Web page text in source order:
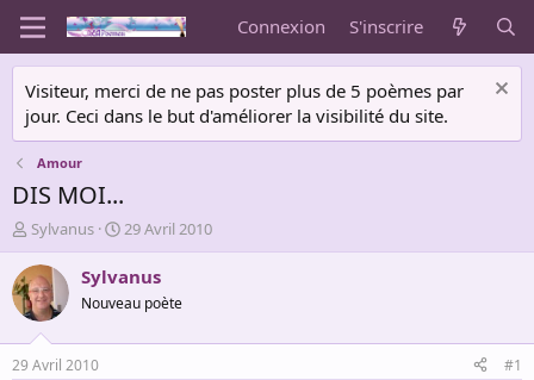
Connexion S'inscrire
Visiteur, merci de ne pas poster plus de 5 poèmes par
jour. Ceci dans le but d'améliorer la visibilité du site.
Amour
DIS MOI...
A
u
t
e
u
r
d
Sylvanus
D
a
t
d
29 Avril 2010
Sylvanus
Nouveau poète
29 Avril 2010 #1